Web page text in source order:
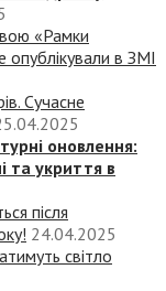
«‎Рамки
опублікували в ЗМІ
Сучасне
оновлення:
та укриття в
після
24.04.2025
світло